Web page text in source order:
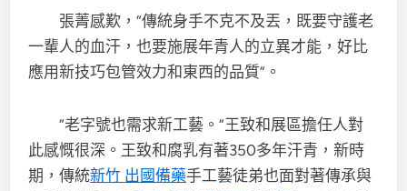
張菁感歎，“傳統身手不克不及丟，既要守護老
一輩人的血汗，也要施展年青人的立異才能，好比
應用新技巧包管效力和東西的品質”。
“老字號也需求新工藝。”王致和展區擔任人對
此感慨很深。王致和腐乳有著350多年汗青，新時
期，傳統新竹 出國備藥手工藝徒弟也面對著傳承與